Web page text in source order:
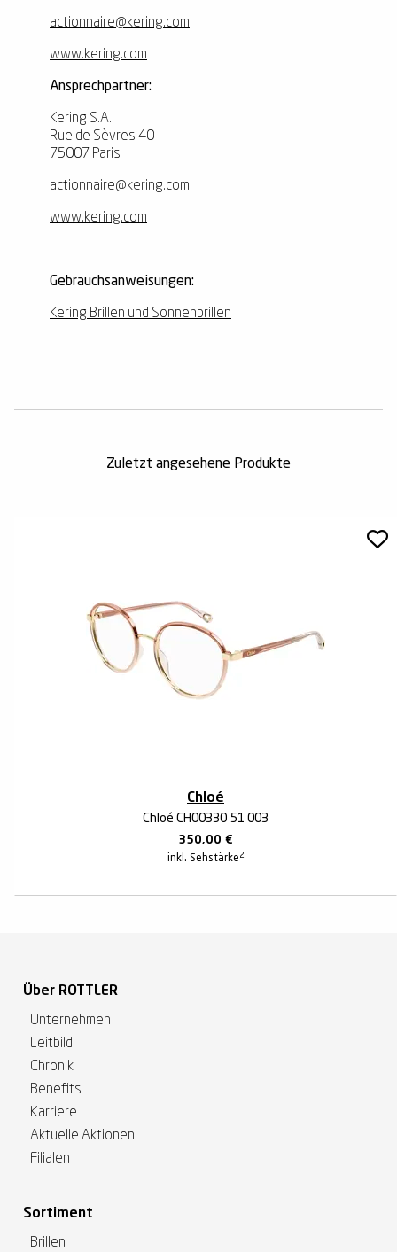
actionnaire@kering.com
www.kering.com
Ansprechpartner:
Kering S.A.
Rue de Sèvres 40
75007 Paris
actionnaire@kering.com
www.kering.com
Gebrauchsanweisungen:
Kering Brillen und Sonnenbrillen
Zuletzt angesehene Produkte
Chloé
Chloé CH0033O 51 003
350,00 €
inkl. Sehstärke 2
Über ROTTLER
Unternehmen
Leitbild
Chronik
Benefits
Karriere
Aktuelle Aktionen
Filialen
Sortiment
Brillen